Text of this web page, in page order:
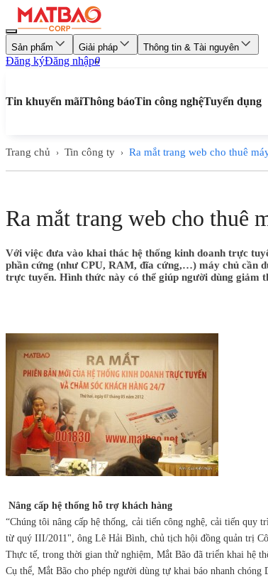
Sản phẩm Giải pháp Thông tin & Tài nguyên
Đăng kýĐăng nhập0
Tin khuyến mãiThông báoTin công nghệTuyển dụng
Trang chủ › Tin công ty › Ra mắt trang web cho thuê
Ra mắt trang web cho thuê
Với việc đưa vào khai thác hệ thống kinh doanh trực
phần cứng (như CPU, RAM, đĩa cứng,…) máy chủ cần
trực tuyến. Hình thức này có thể giúp người dùng giảm
Nâng cấp hệ thống hỗ trợ khách hàng
“Chúng tôi nâng cấp hệ thống, cải tiến công nghệ, cải tiến quy
từ quý III/2011", ông Lê Hải Bình, chủ tịch hội đồng quản trị
Thực tế, trong thời gian thử nghiệm, Mắt Bão đã triển khai hệ
Cụ thể, Mắt Bão cho phép người dùng tự khai báo nhanh